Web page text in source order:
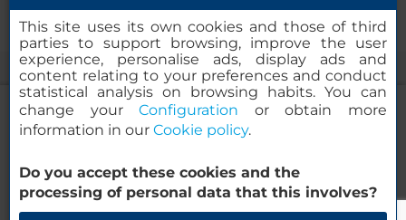
NH Collection Genova Marina
© 2000-2026 MINOR HOTELS EUROPE & AMERICAS Santa Engracia,
120. 28003 Madrid, España
This site uses its own cookies and those of third
parties to support browsing, improve the user
experience, personalise ads, display ads and
content relating to your preferences and conduct
statistical analysis on browsing habits. You can
change yourConfiguration or obtain more
information in our Cookie policy.
Do you accept these cookies and the
processing of personal data that this involves?